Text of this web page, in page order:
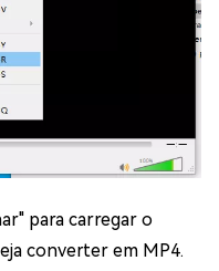
para carregar o
converter em MP4.